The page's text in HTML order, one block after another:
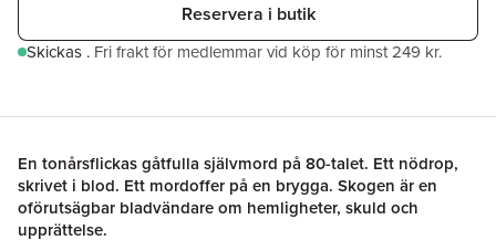
Reservera i butik
Skickas . Fri frakt för medlemmar vid köp för minst 249 kr.
En tonårsflickas gåtfulla självmord på 80-talet. Ett nödrop,
skrivet i blod. Ett mordoffer på en brygga. Skogen är en
oförutsägbar bladvändare om hemligheter, skuld och
upprättelse.